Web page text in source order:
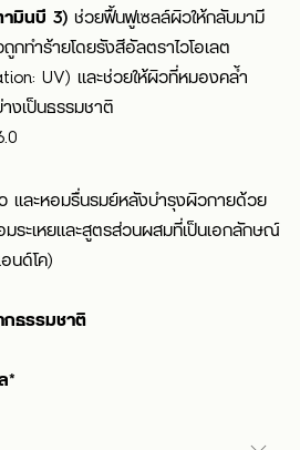
มินบี 3) ช่วยฟื้นฟูเซลล์ผิวให้กลับมามี
ทำร้ายโดยรังสีอัลตราไวโอเลต
UV) และช่วยให้ผิวที่หมองคล้ำ
งเป็นธรรมชาติ
และหอมรื่นรมย์หลังบำรุงผิวกายด้วย
ระเหยและสูตรส่วนผสมที่เป็นเอกลักษณ์
นด์โค)
ธรรมชาติ
*